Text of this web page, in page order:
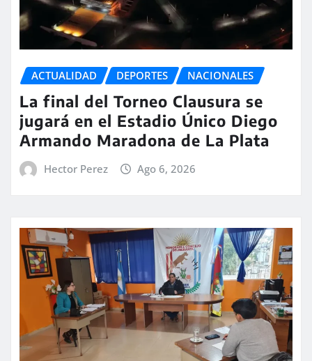
ACTUALIDAD DEPORTES NACIONALES
La final del Torneo Clausura se
jugará en el Estadio Único Diego
Armando Maradona de La Plata
Hector Perez Ago 6, 2026